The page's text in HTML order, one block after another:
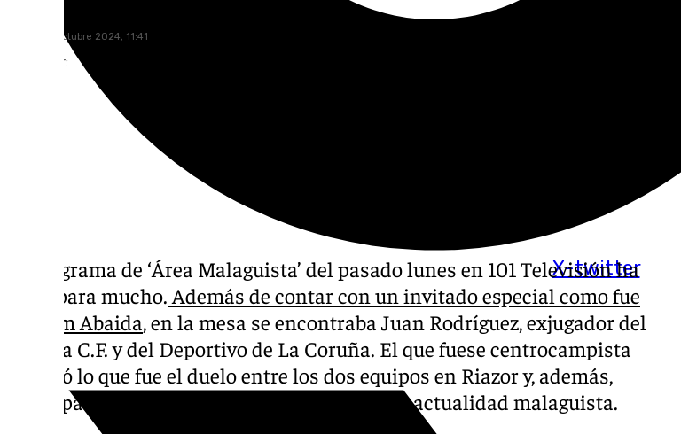
X-twitter
martes, 8 octubre 2024, 11:41
Compartir:
El programa de ‘Área Malaguista’ del pasado lunes en 101 Televisión ha
dado para mucho. Además de contar con un invitado especial como fue
Haitam Abaida, en la mesa se encontraba Juan Rodríguez, exjugador del
Málaga C.F. y del Deportivo de La Coruña. El que fuese centrocampista
analizó lo que fue el duelo entre los dos equipos en Riazor y, además,
sirvió para conocer su punto de vista sobre la actualidad malaguista.